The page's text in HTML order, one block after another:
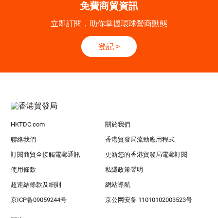
免費商貿資訊
立即訂閱，助你掌握環球營商動態
登記 >
HKTDC.com 關於我們
聯絡我們 香港貿發局流動應用程式
訂閱商貿全接觸電郵通訊 更新您的香港貿發局電郵訂閱
使用條款 私隱政策聲明
超連結條款及細則 網站導航
京ICP备09059244号 京公网安备 11010102003523号